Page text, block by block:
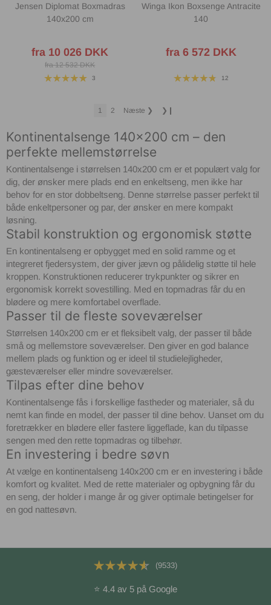
Jensen Diplomat Boxmadras
140x200 cm
fra 10 026 DKK
fra 12 532 DKK
3
Winga Ikon Boxsenge Antracite
140
fra 6 572 DKK
12
1 2 Næste ❯ ❯❙
Kontinentalsenge 140x200 cm – den
perfekte mellemstørrelse
Kontinentalsenge i størrelsen 140x200 cm er et populært valg for
dig, der ønsker mere plads end en enkeltseng, men ikke har
behov for en stor dobbeltseng. Denne størrelse passer perfekt til
både enkeltpersoner og par, der ønsker en mere kompakt
løsning.
Stabil konstruktion og ergonomisk støtte
En kontinentalseng er opbygget med en solid ramme og et
integreret fjedersystem, der giver jævn og pålidelig støtte til hele
kroppen. Konstruktionen reducerer trykpunkter og sikrer en
ergonomisk korrekt sovestilling. Med en topmadras får du en
blødere og mere komfortabel overflade.
Passer til de fleste soveværelser
Størrelsen 140x200 cm er et fleksibelt valg, der passer til både
små og mellemstore soveværelser. Den giver en god balance
mellem plads og funktion og er ideel til studielejligheder,
gæsteværelser eller mindre soveværelser.
Tilpas efter dine behov
Kontinentalsenge fås i forskellige fastheder og materialer, så du
nemt kan finde en model, der passer til dine behov. Uanset om du
foretrækker en blødere eller fastere liggeflade, kan du tilpasse
sengen med den rette topmadras og tilbehør.
En investering i bedre søvn
At vælge en kontinentalseng 140x200 cm er en investering i både
komfort og kvalitet. Med de rette materialer og opbygning får du
en seng, der holder i mange år og giver optimale betingelser for
en god nattesøvn.
(9533)
⭐ 4.4 av 5 på Google